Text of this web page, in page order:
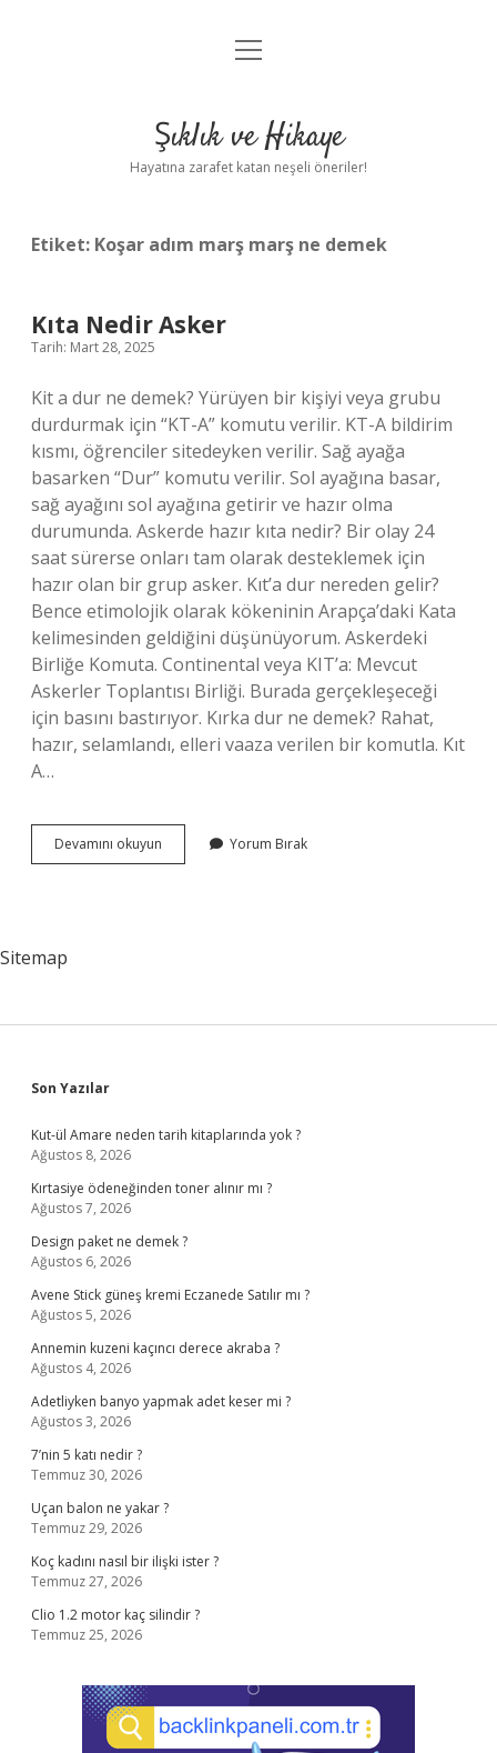
Anasayfa
Yasal Uyarı
menüyü
Şıklık ve Hikaye
Hayatına zarafet katan neşeli öneriler!
Etiket: Koşar adım marş marş ne demek
Kıta Nedir Asker
Tarih: Mart 28, 2025
Kit a dur ne demek? Yürüyen bir kişiyi veya grubu
durdurmak için “KT-A” komutu verilir. KT-A bildirim
kısmı, öğrenciler sitedeyken verilir. Sağ ayağa
basarken “Dur” komutu verilir. Sol ayağına basar,
sağ ayağını sol ayağına getirir ve hazır olma
durumunda. Askerde hazır kıta nedir? Bir olay 24
saat sürerse onları tam olarak desteklemek için
hazır olan bir grup asker. Kıt’a dur nereden gelir?
Bence etimolojik olarak kökeninin Arapça’daki Kata
kelimesinden geldiğini düşünüyorum. Askerdeki
Birliğe Komuta. Continental veya KIT’a: Mevcut
Askerler Toplantısı Birliği. Burada gerçekleşeceği
için basını bastırıyor. Kırka dur ne demek? Rahat,
hazır, selamlandı, elleri vaaza verilen bir komutla. Kıt
A…
Devamını okuyun
Nedir
Yorum Bırak
Sitemap
Sidebar
Son Yazılar
Kut-ül Amare neden tarih kitaplarında yok ?
Ağustos 8, 2026
Kırtasiye ödeneğinden toner alınır mı ?
Ağustos 7, 2026
Design paket ne demek ?
Ağustos 6, 2026
Avene Stick güneş kremi Eczanede Satılır mı ?
Ağustos 5, 2026
Annemin kuzeni kaçıncı derece akraba ?
Ağustos 4, 2026
Adetliyken banyo yapmak adet keser mi ?
Ağustos 3, 2026
7’nin 5 katı nedir ?
Temmuz 30, 2026
Uçan balon ne yakar ?
Temmuz 29, 2026
Koç kadını nasıl bir ilişki ister ?
Temmuz 27, 2026
Clio 1.2 motor kaç silindir ?
Temmuz 25, 2026